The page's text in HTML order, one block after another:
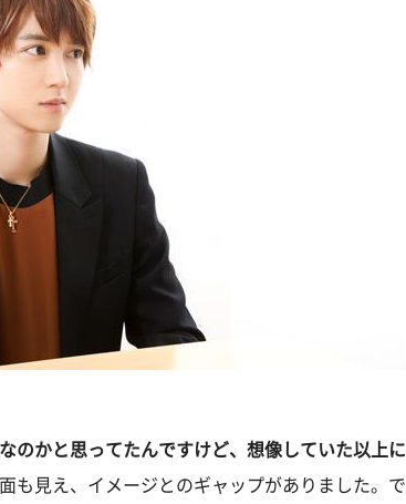
のかと思ってたんですけど、想像していた以上に
も見え、イメージとのギャップがありました。で